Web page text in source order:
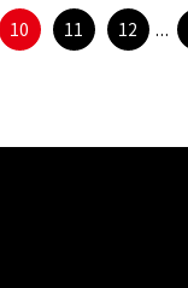
10 11 12 ...